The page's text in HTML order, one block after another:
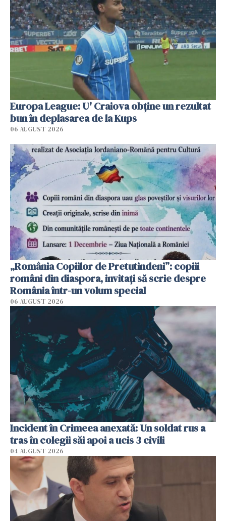
Europa League: U' Craiova obține un rezultat
bun în deplasarea de la Kups
06 AUGUST 2026
„România Copiilor de Pretutindeni”: copiii
români din diaspora, invitați să scrie despre
România într-un volum special
06 AUGUST 2026
Incident în Crimeea anexată: Un soldat rus a
tras în colegii săi apoi a ucis 3 civili
04 AUGUST 2026